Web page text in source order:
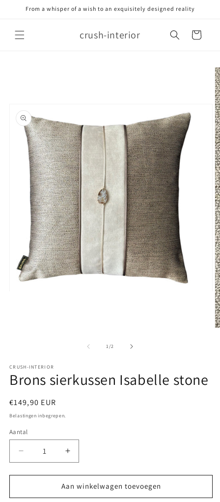
naar de
From a whisper of a wish to an exquisitely designed reality
crush-interior Winkelwagen
1/van
2
CRUSH-INTERIOR
Brons sierkussen Isabelle stone
Normale
prijs
€149,90 EUR
Belastingen inbegrepen.
Aantal
Aantal
verlagen
voor
sierkussen
Aantal
verhogen
voor
Brons
sierkussen
Aan winkelwagen toevoegen